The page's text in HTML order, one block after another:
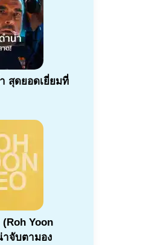
สุดยอดเยี่ยมที่
Yoon
าจับตามอง